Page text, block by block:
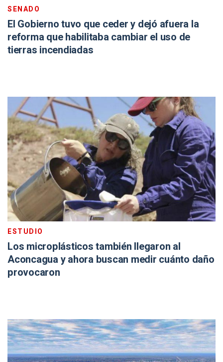
SENADO
El Gobierno tuvo que ceder y dejó afuera la
reforma que habilitaba cambiar el uso de
tierras incendiadas
ESTUDIO
Los microplásticos también llegaron al
Aconcagua y ahora buscan medir cuánto daño
provocaron